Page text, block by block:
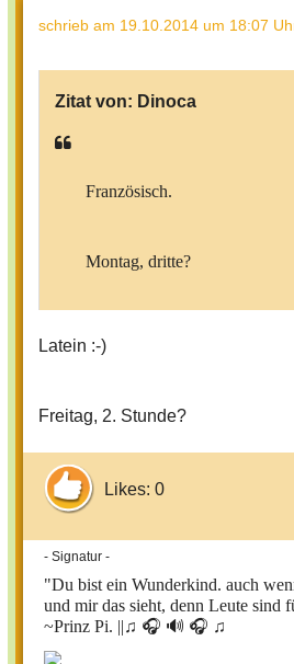
schrieb am 19.10.2014 um 18:07
Zitat von: Dinoca
Französisch.
Montag, dritte?
Latein :-)
Freitag, 2. Stunde?
Likes: 0
- Signatur -
"Du bist ein Wunderkind. auch
und mir das sieht, denn Leute sind
~Prinz Pi. ||♫ 🎧 🔊 🎧 ♫